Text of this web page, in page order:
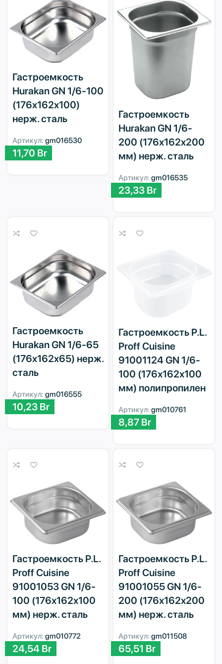
Гастроемкость
Hurakan GN 1/6-100
(176x162x100)
нерж. сталь
Артикул: gm016530
11,70 Br
Гастроемкость
Hurakan GN 1/6-
200 (176x162x200
мм) нерж. сталь
Артикул: gm016535
23,33 Br
Гастроемкость
Hurakan GN 1/6-65
(176x162x65) нерж.
сталь
Артикул: gm016555
10,23 Br
Гастроемкость P.L.
Proff Cuisine
91001124 GN 1/6-
100 (176х162х100
мм) полипропилен
Артикул: gm010761
8,87 Br
Гастроемкость P.L.
Proff Cuisine
91001053 GN 1/6-
100 (176х162х100
мм) нерж. сталь
Артикул: gm010772
24,54 Br
Гастроемкость P.L.
Proff Cuisine
91001055 GN 1/6-
200 (176х162х200
мм) нерж. сталь
Артикул: gm011508
65,51 Br